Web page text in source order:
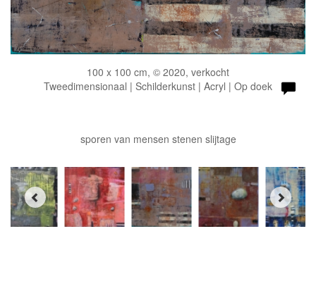
100 x 100 cm, © 2020, verkocht
Tweedimensionaal | Schilderkunst | Acryl | Op doek
sporen van mensen stenen slijtage